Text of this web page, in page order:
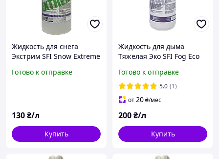
Жидкость для снега
Экстрим SFI Snow Extreme
Готово к отправке
130₴/л
Купить
Жидкость для дыма
Тяжелая Эко SFI Fog Eco
Готово к отправке
5.0 (1)
от20₴/мес
200₴/л
Купить